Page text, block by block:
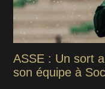
ASSE : Un sort
son équipe à